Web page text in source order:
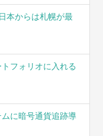
本からは札幌が最
フォリオに入れる
に暗号通貨追跡導